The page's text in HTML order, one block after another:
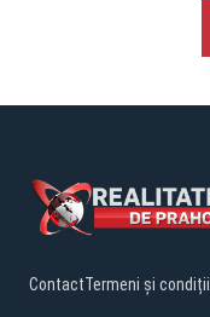
ContactTermeni și condiții